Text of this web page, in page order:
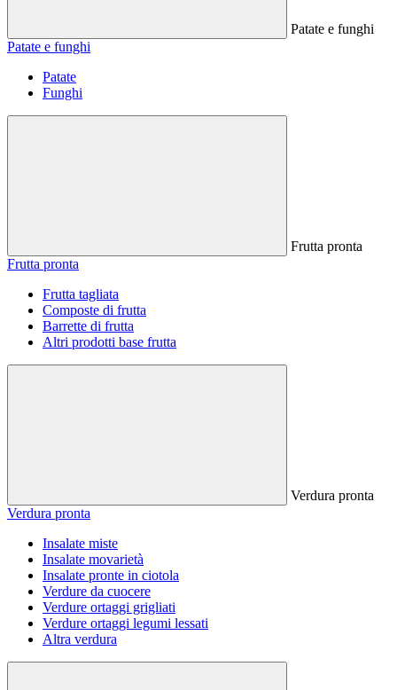
Patate e funghi
Patate e funghi
Patate
Funghi
Frutta pronta
Frutta pronta
Frutta tagliata
Composte di frutta
Barrette di frutta
Altri prodotti base frutta
Verdura pronta
Verdura pronta
Insalate miste
Insalate movarietà
Insalate pronte in ciotola
Verdure da cuocere
Verdure ortaggi grigliati
Verdure ortaggi legumi lessati
Altra verdura